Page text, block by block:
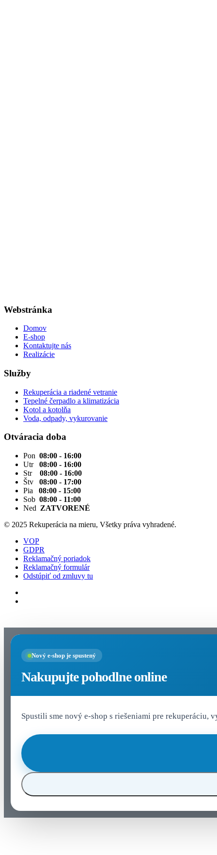
Webstránka
Domov
E-shop
Kontaktujte nás
Realizácie
Služby
Rekuperácia a riadené vetranie
Tepelné čerpadlo a klimatizácia
Kotol a kotolňa
Voda, odpady, vykurovanie
Otváracia doba
Pon 08:00 - 16:00
Utr 08:00 - 16:00
Str 08:00 - 16:00
Štv 08:00 - 17:00
Pia 08:00 - 15:00
Sob 08:00 - 11:00
Ned ZATVORENÉ
© 2025 Rekuperácia na mieru, Všetky práva vyhradené.
VOP
GDPR
Reklamačný poriadok
Reklamačný formulár
Odstúpiť od zmluvy tu
Nový e-shop je spustený
Nakupujte pohodlne online
Spustili sme nový e-shop s riešeniami pre rekuperáciu,